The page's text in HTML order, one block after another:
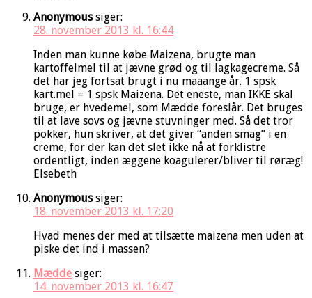
Anonymous siger:
28. november 2013 kl. 16:44
Inden man kunne købe Maizena, brugte man
kartoffelmel til at jævne grød og til lagkagecreme. Så
det har jeg fortsat brugt i nu maaange år. 1 spsk
kart.mel = 1 spsk Maizena. Det eneste, man IKKE skal
bruge, er hvedemel, som Mædde foreslår. Det bruges
til at lave sovs og jævne stuvninger med. Så det tror
pokker, hun skriver, at det giver “anden smag” i en
creme, for der kan det slet ikke nå at forklistre
ordentligt, inden æggene koagulerer/bliver til røræg!
Elsebeth
Anonymous siger:
18. november 2013 kl. 17:20
Hvad menes der med at tilsætte maizena men uden at
piske det ind i massen?
Mædde siger:
14. november 2013 kl. 16:47